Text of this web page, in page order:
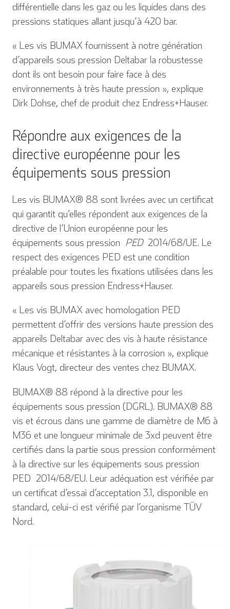
différentielle dans les gaz ou les liquides dans des
pressions statiques allant jusqu’à 420 bar.
« Les vis BUMAX fournissent à notre génération
d’appareils sous pression Deltabar la robustesse
dont ils ont besoin pour faire face à des
environnements à très haute pression », explique
Dirk Dohse, chef de produit chez Endress+Hauser.
Répondre aux exigences de la
directive européenne pour les
équipements sous pression
Les vis BUMAX® 88 sont livrées avec un certificat
qui garantit qu’elles répondent aux exigences de la
directive de l’Union européenne pour les
équipements sous pression PED2014/68/UE. Le
respect des exigences PED est une condition
préalable pour toutes les fixations utilisées dans les
appareils sous pression Endress+Hauser.
« Les vis BUMAX avec homologation PED
permettent d’offrir des versions haute pression des
appareils Deltabar avec des vis à haute résistance
mécanique et résistantes à la corrosion », explique
Klaus Vogt, directeur des ventes chez BUMAX.
BUMAX® 88 répond à la directive pour les
équipements sous pression (DGRL). BUMAX® 88
vis et écrous dans une gamme de diamètre de M6 à
M36 et une longueur minimale de 3xd peuvent être
certifiés dans la partie sous pression conformément
à la directive sur les équipements sous pression
PED 2014/68/EU. Leur adéquation est vérifiée par
un certificat d’essai d’acceptation 3.1, disponible en
standard, celui-ci est vérifié par l’organisme TÜV
Nord.